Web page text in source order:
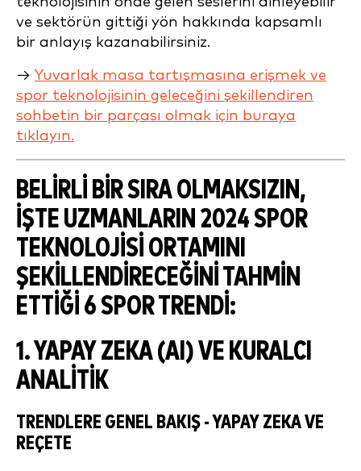
ve sektörün gittiği yön hakkında kapsamlı
bir anlayış kazanabilirsiniz.
→Yuvarlak masa tartışmasına erişmek ve
spor teknolojisinin geleceğini şekillendiren
sohbetin bir parçası olmak için buraya
tıklayın.
BELIRLI BIR SIRA OLMAKSIZIN,
İŞTE UZMANLARIN 2024 SPOR
TEKNOLOJISI ORTAMINI
ŞEKILLENDIRECEĞINI TAHMIN
ETTIĞI 6 SPOR TRENDI:
1. YAPAY ZEKA (AI) VE KURALCI
ANALITIK
TRENDLERE GENEL BAKIŞ - YAPAY ZEKA VE
REÇETE